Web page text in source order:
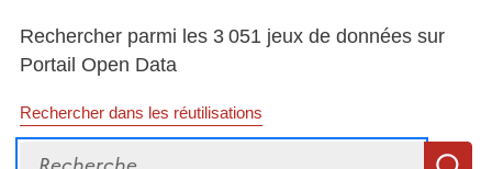
Rechercher parmi les 3 051 jeux de données sur
Portail Open Data
Rechercher dans les réutilisations
Recherche